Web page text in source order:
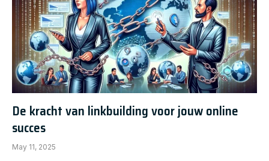
De kracht van linkbuilding voor jouw online
succes
May 11, 2025